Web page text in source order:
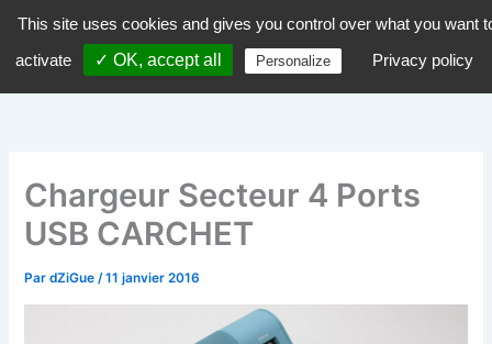
contenu
dZiGue
Chargeur Secteur 4 Ports
USB CARCHET
PardZiGue/11 janvier 2016
This site uses cookies and gives you control over what you want
activate
✓ OK, accept all Personalize Privacy policy